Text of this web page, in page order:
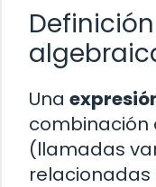
Una
combinación
(llamadas